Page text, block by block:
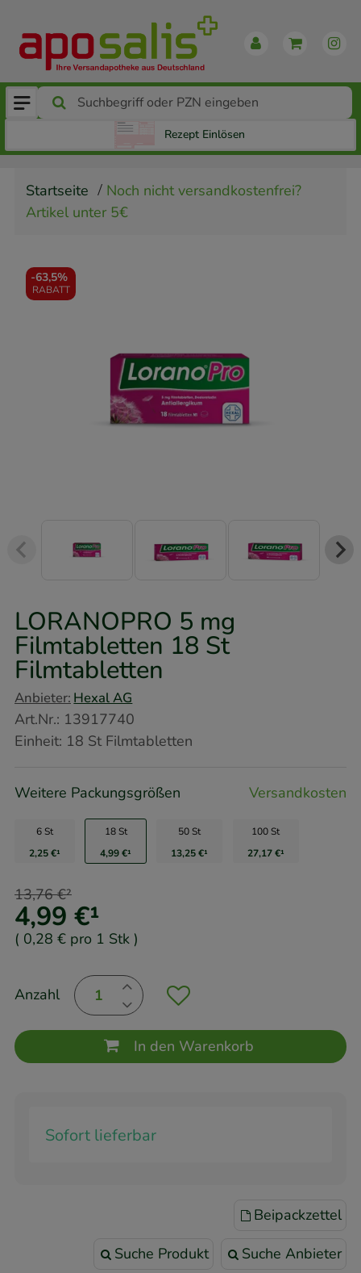
Rezept Einlösen
Startseite
Noch nicht versandkostenfrei?
Artikel unter 5€
-63,5%
RABATT
LORANOPRO 5 mg
Filmtabletten 18 St
Filmtabletten
Anbieter: Hexal AG
Art.Nr.: 13917740
Einheit: 18 StFilmtabletten
Weitere Packungsgrößen Versandkosten
6 St
2,25 €¹
18 St
4,99 €¹
50 St
13,25 €¹
100 St
27,17 €¹
4,99 €¹
13,76 €²
( 0,28 € pro 1 Stk )
Anzahl
In den Warenkorb
Sofort lieferbar
Beipackzettel
Suche Produkt Suche Anbieter